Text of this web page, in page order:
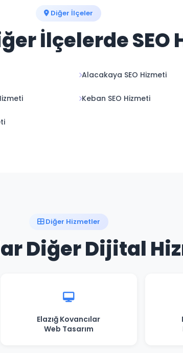
Diğer İlçeler
İlçelerde SEO
Alacakaya SEO Hizmeti
Keban SEO Hizmeti
Diğer Hizmetler
Diğer Dijital
Elazığ Kovancılar
Web Tasarım